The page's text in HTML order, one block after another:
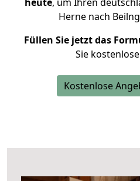
Herne nach
Füllen Sie jetzt das
Sie
Kostenlose